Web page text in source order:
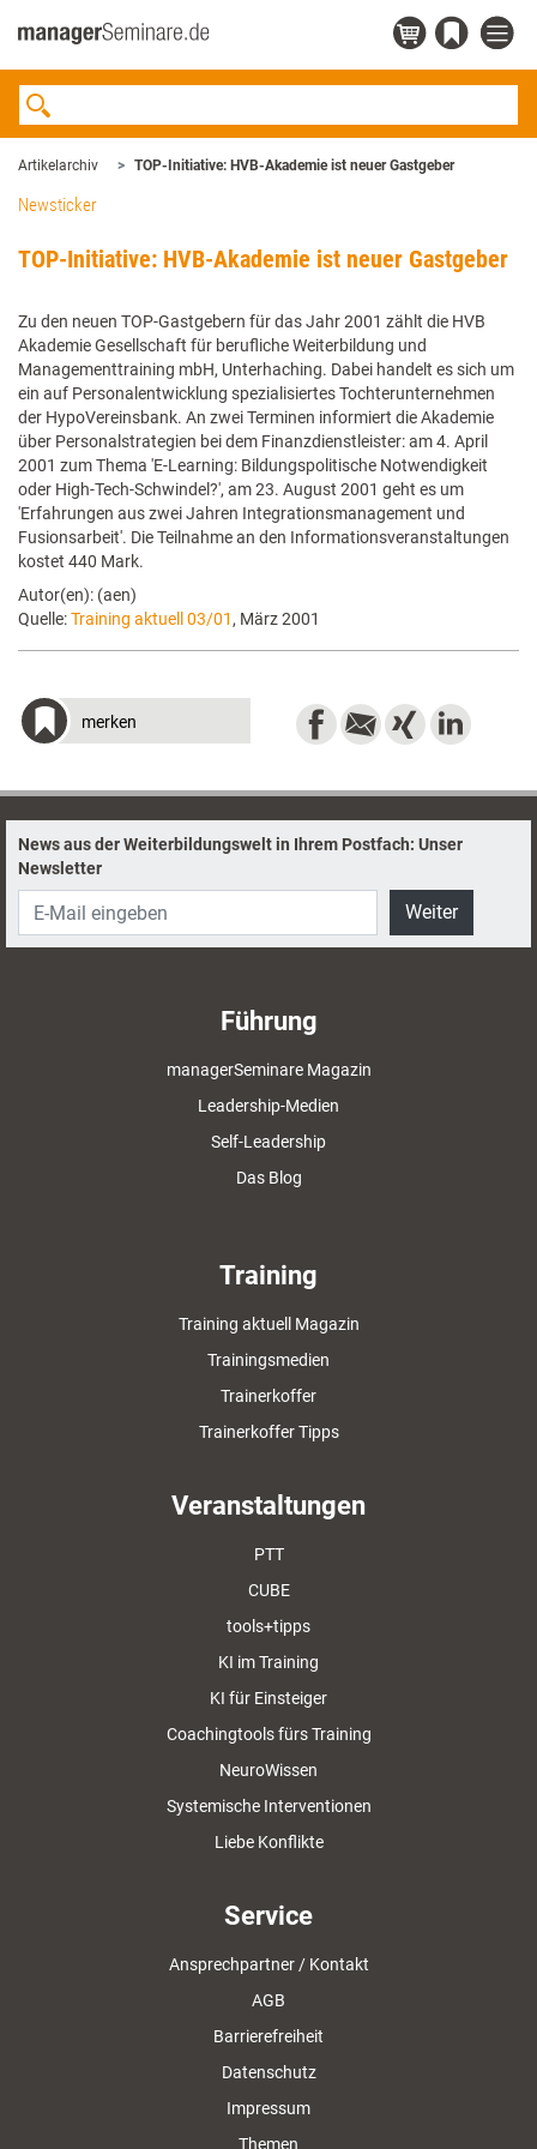
Artikelarchiv TOP-Initiative: HVB-Akademie ist neuer Gastgeber
Newsticker
TOP-Initiative: HVB-Akademie ist neuer Gastgeber
Zu den neuen TOP-Gastgebern für das Jahr 2001 zählt die HVB
Akademie Gesellschaft für berufliche Weiterbildung und
Managementtraining mbH, Unterhaching. Dabei handelt es sich um
ein auf Personalentwicklung spezialisiertes Tochterunternehmen
der HypoVereinsbank. An zwei Terminen informiert die Akademie
über Personalstrategien bei dem Finanzdienstleister: am 4. April
2001 zum Thema 'E-Learning: Bildungspolitische Notwendigkeit
oder High-Tech-Schwindel?', am 23. August 2001 geht es um
'Erfahrungen aus zwei Jahren Integrationsmanagement und
Fusionsarbeit'. Die Teilnahme an den Informationsveranstaltungen
kostet 440 Mark.
Autor(en): (aen)
Quelle:Training aktuell 03/01 , März 2001
merken
News aus der Weiterbildungswelt in Ihrem Postfach: Unser
Newsletter
Weiter
Führung
managerSeminare Magazin
Leadership-Medien
Self-Leadership
Das Blog
Training
Training aktuell Magazin
Trainingsmedien
Trainerkoffer
Trainerkoffer Tipps
Veranstaltungen
PTT
CUBE
tools+tipps
KI im Training
KI für Einsteiger
Coachingtools fürs Training
NeuroWissen
Systemische Interventionen
Liebe Konflikte
Service
Ansprechpartner / Kontakt
AGB
Barrierefreiheit
Datenschutz
Impressum
Themen